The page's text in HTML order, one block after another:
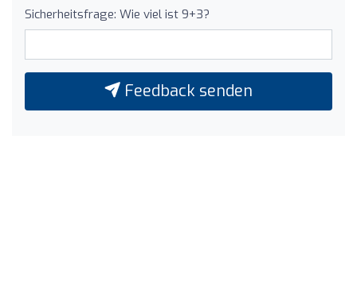
Sicherheitsfrage: Wie viel ist 9+3?
Feedback senden